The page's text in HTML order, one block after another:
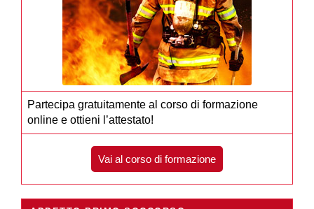
Partecipa gratuitamente al corso di formazione
online e ottieni l’attestato!
Vai al corso di formazione